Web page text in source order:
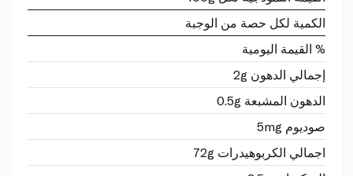
الكمية لكل حصة من الوجبة
% القيمة اليومية
إجمالي الدهون 2g
الدهون المشبعة 0.5g
صوديوم 5mg
اجمالي الكربوهيدرات 72g